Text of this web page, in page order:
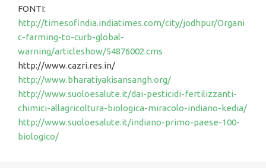
FONTI:
http://timesofindia.indiatimes.com/city/jodhpur/Organi
c-farming-to-curb-global-
warning/articleshow/54876002.cms
http://www.cazri.res.in/
http://www.bharatiyakisansangh.org/
http://www.suoloesalute.it/dai-pesticidi-fertilizzanti-
chimici-allagricoltura-biologica-miracolo-indiano-kedia/
http://www.suoloesalute.it/indiano-primo-paese-100-
biologico/